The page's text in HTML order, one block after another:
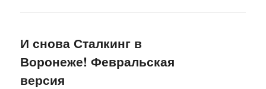
И снова Сталкинг в
Воронеже! Февральская
версия